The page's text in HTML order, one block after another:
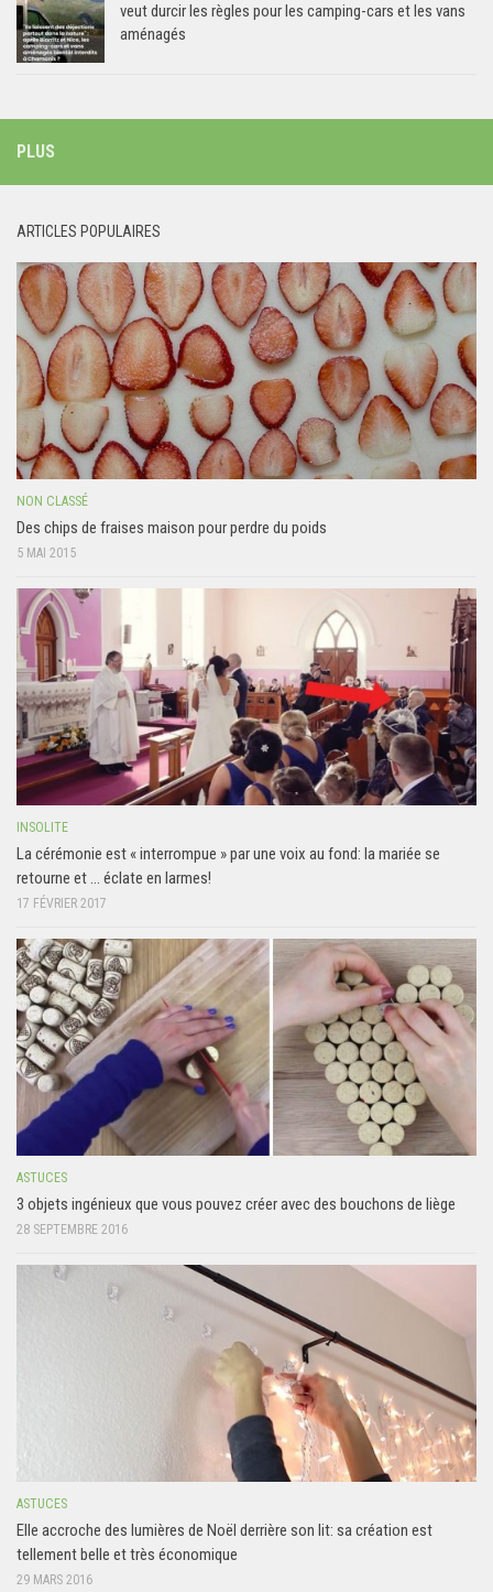
veut durcir les règles pour les camping-cars et les vans
aménagés
PLUS
ARTICLES POPULAIRES
NON CLASSÉ
Des chips de fraises maison pour perdre du poids
5 MAI 2015
INSOLITE
La cérémonie est « interrompue » par une voix au fond: la mariée se
retourne et … éclate en larmes!
17 FÉVRIER 2017
ASTUCES
3 objets ingénieux que vous pouvez créer avec des bouchons de liège
28 SEPTEMBRE 2016
ASTUCES
Elle accroche des lumières de Noël derrière son lit: sa création est
tellement belle et très économique
29 MARS 2016